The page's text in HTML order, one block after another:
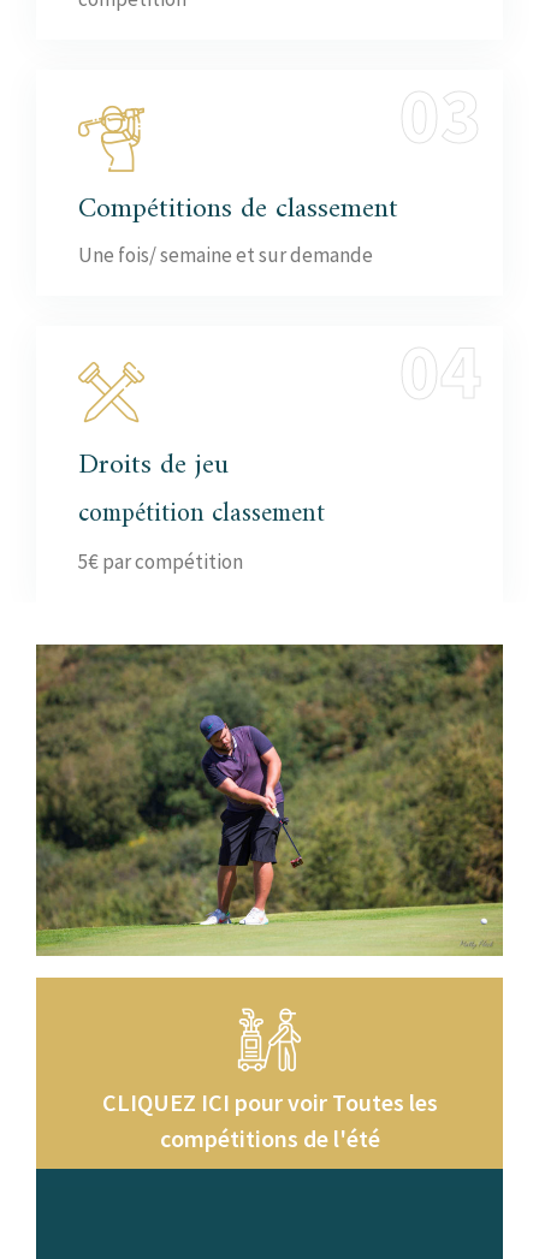
Compétitions de classement
Une fois/ semaine et sur demande
Droits de jeu
compétition classement
5€ par compétition
CLIQUEZ ICI pour voirToutes les
compétitions de l'été